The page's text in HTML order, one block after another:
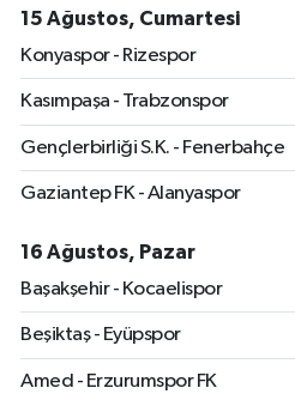
15 Ağustos, Cumartesi
Konyaspor - Rizespor
Kasımpaşa - Trabzonspor
Gençlerbirliği S.K. - Fenerbahçe
Gaziantep FK - Alanyaspor
16 Ağustos, Pazar
Başakşehir - Kocaelispor
Beşiktaş - Eyüpspor
Amed - Erzurumspor FK